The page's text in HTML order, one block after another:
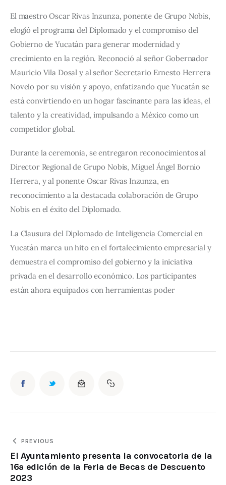
El maestro Oscar Rivas Inzunza, ponente de Grupo Nobis,
elogió el programa del Diplomado y el compromiso del
Gobierno de Yucatán para generar modernidad y
crecimiento en la región. Reconoció al señor Gobernador
Mauricio Vila Dosal y al señor Secretario Ernesto Herrera
Novelo por su visión y apoyo, enfatizando que Yucatán se
está convirtiendo en un hogar fascinante para las ideas, el
talento y la creatividad, impulsando a México como un
competidor global.
Durante la ceremonia, se entregaron reconocimientos al
Director Regional de Grupo Nobis, Miguel Ángel Bornio
Herrera, y al ponente Oscar Rivas Inzunza, en
reconocimiento a la destacada colaboración de Grupo
Nobis en el éxito del Diplomado.
La Clausura del Diplomado de Inteligencia Comercial en
Yucatán marca un hito en el fortalecimiento empresarial y
demuestra el compromiso del gobierno y la iniciativa
privada en el desarrollo económico. Los participantes
están ahora equipados con herramientas poder
PREVIOUS
El Ayuntamiento presenta la convocatoria de la
16ª edición de la Feria de Becas de Descuento
2023